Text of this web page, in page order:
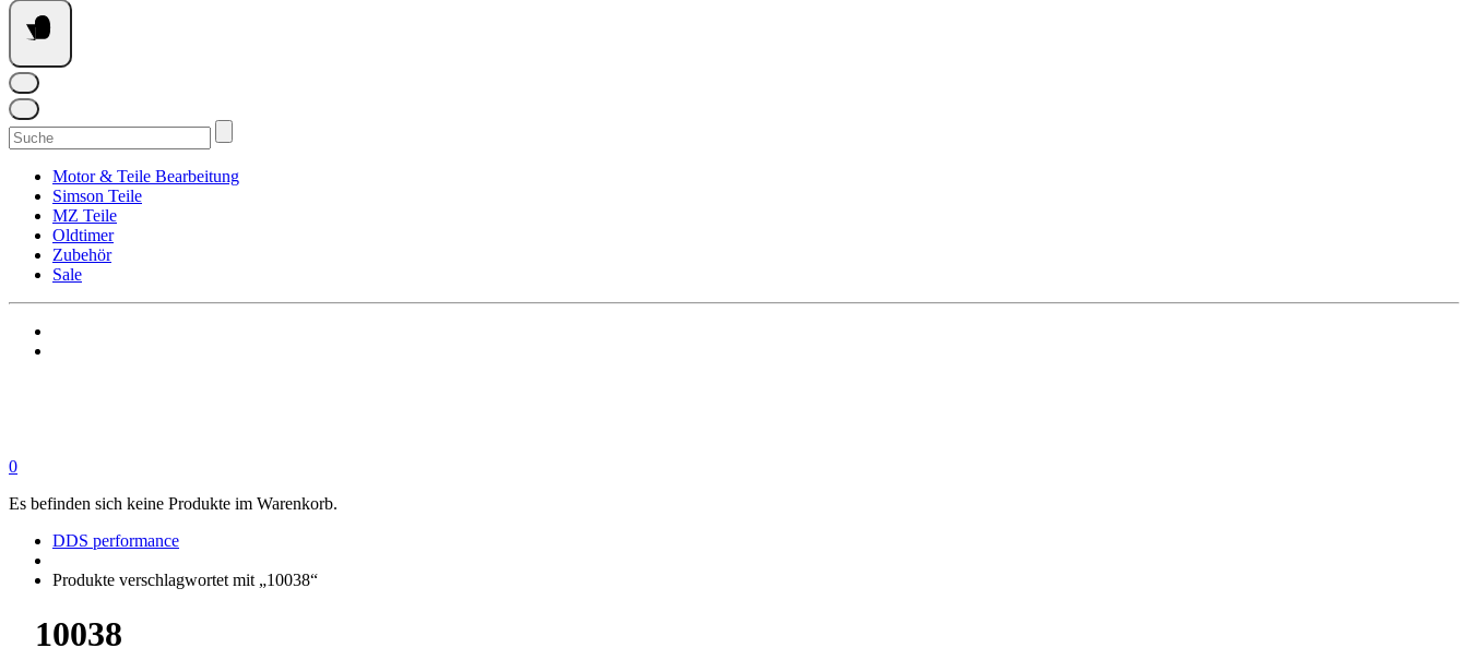
Suchen
nach:
Motor & Teile Bearbeitung
Simson Teile
MZ Teile
Oldtimer
Zubehör
Sale
0
Es befinden sich keine Produkte im Warenkorb.
DDS performance
Produkte verschlagwortet mit „10038“
10038